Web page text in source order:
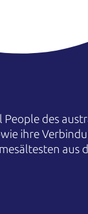
des
ihre
aus